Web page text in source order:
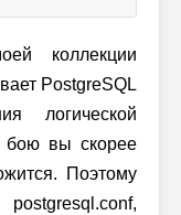
коллекции
PostgreSQL
логической
бою вы скорее
Поэтому